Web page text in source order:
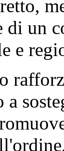
di un
e